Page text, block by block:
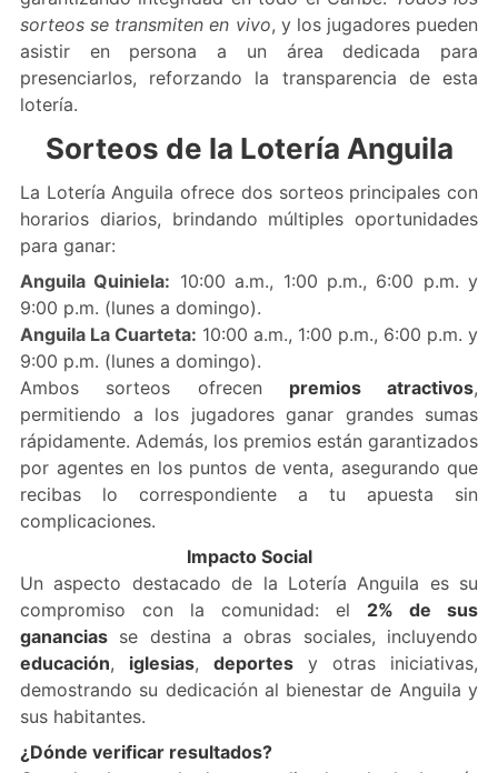
sorteos se transmiten en vivo, y los jugadores pueden
asistir en persona a un área dedicada para
presenciarlos, reforzando la transparencia de esta
lotería.
Sorteos de la Lotería Anguila
La Lotería Anguila ofrece dos sorteos principales con
horarios diarios, brindando múltiples oportunidades
para ganar:
Anguila Quiniela: 10:00 a.m., 1:00 p.m., 6:00 p.m. y
9:00 p.m. (lunes a domingo).
Anguila La Cuarteta: 10:00 a.m., 1:00 p.m., 6:00 p.m. y
9:00 p.m. (lunes a domingo).
Ambos sorteos ofrecen premios atractivos,
permitiendo a los jugadores ganar grandes sumas
rápidamente. Además, los premios están garantizados
por agentes en los puntos de venta, asegurando que
recibas lo correspondiente a tu apuesta sin
complicaciones.
Impacto Social
Un aspecto destacado de la Lotería Anguila es su
compromiso con la comunidad: el 2% de sus
ganancias se destina a obras sociales, incluyendo
educación, iglesias, deportes y otras iniciativas,
demostrando su dedicación al bienestar de Anguila y
sus habitantes.
¿Dónde verificar resultados?